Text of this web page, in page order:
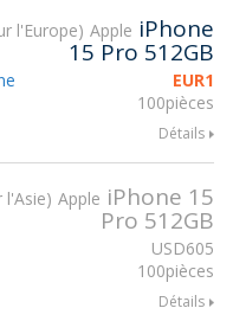
l'Europe Apple iPhone
15 Pro 512GB
EUR1
100pièces
Détails
l'Asie Apple iPhone 15
Pro 512GB
USD605
100pièces
Détails